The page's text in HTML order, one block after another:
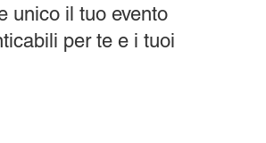
unico il tuo evento
per te e i tuoi